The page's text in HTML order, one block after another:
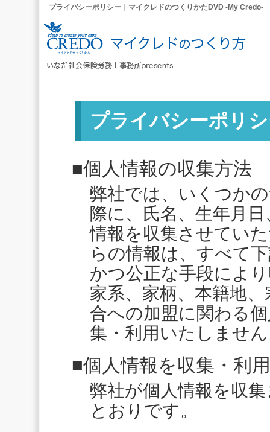
プライバシーポリシー｜マイクレドのつくりかたDVD -My Credo-
プライバシーポリ
■個人情報の収集方法
弊社では、いくつか
際に、氏名、生年月
情報を収集させてい
らの情報は、すべて
かつ公正な手段によ
家系、家柄、本籍地
合への加盟に関わる
集・利用いたしませ
■個人情報を収集・利
弊社が個人情報を収
とおりです。